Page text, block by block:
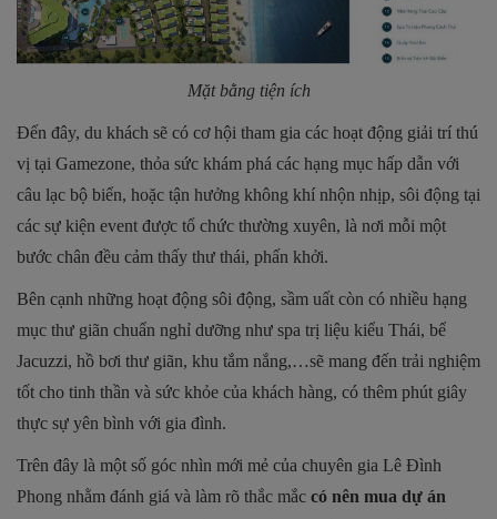
Mặt bằng tiện ích
Đến đây, du khách sẽ có cơ hội tham gia các hoạt động giải trí thú
vị tại Gamezone, thỏa sức khám phá các hạng mục hấp dẫn với
câu lạc bộ biển, hoặc tận hưởng không khí nhộn nhịp, sôi động tại
các sự kiện event được tổ chức thường xuyên, là nơi mỗi một
bước chân đều cảm thấy thư thái, phấn khởi.
Bên cạnh những hoạt động sôi động, sầm uất còn có nhiều hạng
mục thư giãn chuẩn nghỉ dưỡng như spa trị liệu kiểu Thái, bể
Jacuzzi, hồ bơi thư giãn, khu tắm nắng,…sẽ mang đến trải nghiệm
tốt cho tinh thần và sức khỏe của khách hàng, có thêm phút giây
thực sự yên bình với gia đình.
Trên đây là một số góc nhìn mới mẻ của chuyên gia Lê Đình
Phong nhằm đánh giá và làm rõ thắc mắc có nên mua dự án